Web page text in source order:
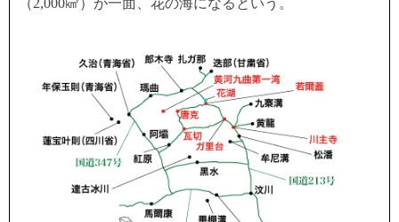
（2,000㎢）が一面、花の海になるという。